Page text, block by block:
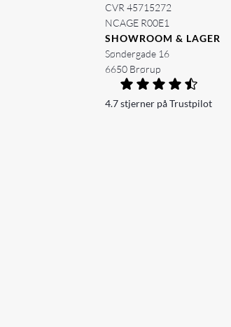
CVR 45715272
NCAGE R00E1
SHOWROOM & LAGER
Søndergade 16
6650 Brørup
4.7 stjerner på Trustpilot